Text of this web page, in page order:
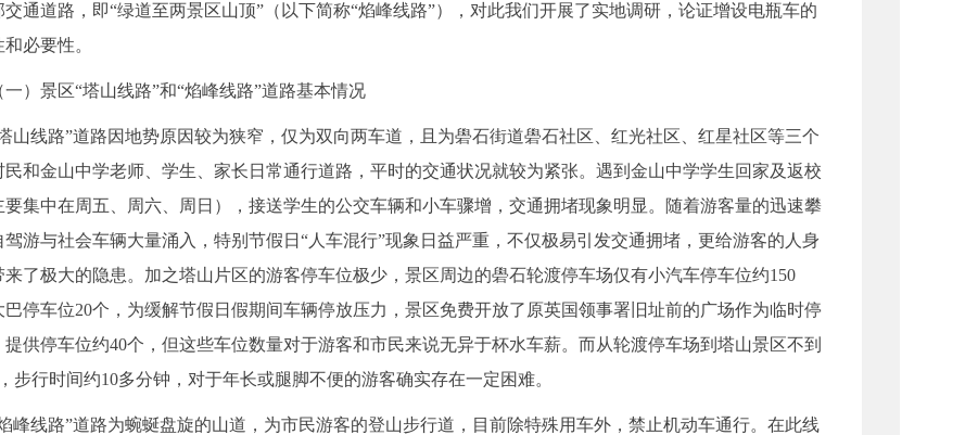
交通道路，即“绿道至两景区山顶”（以下简称“焰峰线路”），对此我们开展了实地调研，论证增设电瓶车的
必要性。
景区“塔山线路”和“焰峰线路”道路基本情况
线路”道路因地势原因较为狭窄，仅为双向两车道，且为礐石街道礐石社区、红光社区、红星社区等三个
民和金山中学老师、学生、家长日常通行道路，平时的交通状况就较为紧张。遇到金山中学学生回家及返校
要集中在周五、周六、周日），接送学生的公交车辆和小车骤增，交通拥堵现象明显。随着游客量的迅速攀
驾游与社会车辆大量涌入，特别节假日“人车混行”现象日益严重，不仅极易引发交通拥堵，更给游客的人身
来了极大的隐患。加之塔山片区的游客停车位极少，景区周边的礐石轮渡停车场仅有小汽车停车位约150
巴停车位20个，为缓解节假日假期间车辆停放压力，景区免费开放了原英国领事署旧址前的广场作为临时停
提供停车位约40个，但这些车位数量对于游客和市民来说无异于杯水车薪。而从轮渡停车场到塔山景区不到
步行时间约10多分钟，对于年长或腿脚不便的游客确实存在一定困难。
线路”道路为蜿蜒盘旋的山道，为市民游客的登山步行道，目前除特殊用车外，禁止机动车通行。在此线